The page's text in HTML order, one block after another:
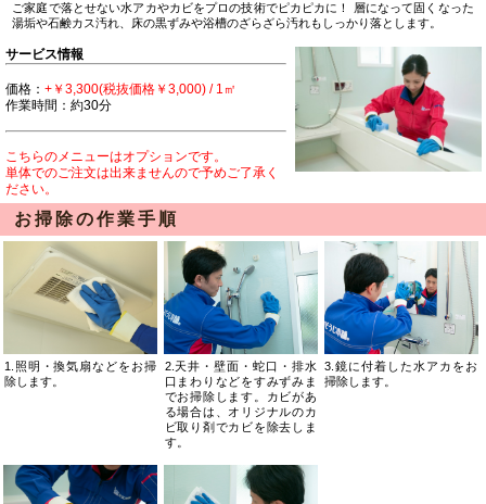
ご家庭で落とせない水アカやカビをプロの技術でピカピカに！ 層になって固くなった
湯垢や石鹸カス汚れ、床の黒ずみや浴槽のざらざら汚れもしっかり落とします。
サービス情報
価格： +￥3,300(税抜価格￥3,000) / 1㎡
作業時間：約30分
こちらのメニューはオプションです。
単体でのご注文は出来ませんので予めご了承く
ださい。
お掃除の作業手順
1.照明・換気扇などをお掃
除します。
2.天井・壁面・蛇口・排水
口まわりなどをすみずみま
でお掃除します。カビがあ
る場合は、オリジナルのカ
ビ取り剤でカビを除去しま
す。
3.鏡に付着した水アカをお
掃除します。